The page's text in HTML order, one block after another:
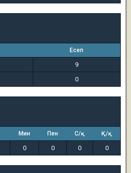
Есеп
9
0
Мин Пен С/қ Қ/қ
0 0 0 0